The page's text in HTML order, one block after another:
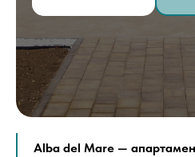
Alba del Mare —